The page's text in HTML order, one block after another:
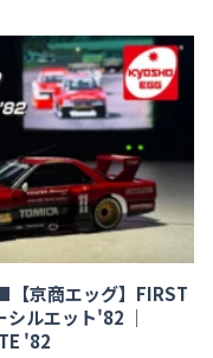
京商エッグ】FIRST
ルエット'82 ｜
'82